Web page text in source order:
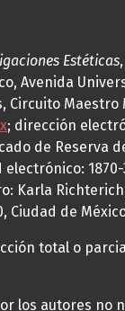
Estéticas
Avenida
Maestro
; dirección
de Reserva
electrónico:
Karla
Ciudad de
total o
los autores no